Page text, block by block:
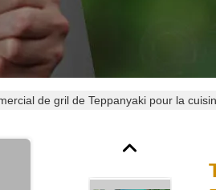
de gril de Teppanyaki pour la